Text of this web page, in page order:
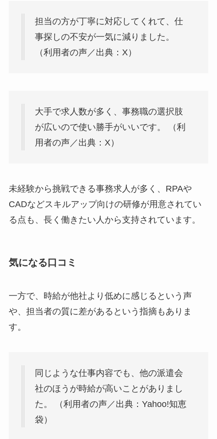
担当の方が丁寧に対応してくれて、仕
事探しの不安が一気に減りました。
（利用者の声／出典：X）
大手で求人数が多く、事務職の選択肢
が広いので使い勝手がいいです。 （利
用者の声／出典：X）
未経験から挑戦できる事務求人が多く、RPAや
CADなどスキルアップ向けの研修が用意されてい
る点も、長く働きたい人から支持されています。
気になる口コミ
一方で、時給が他社より低めに感じるという声
や、担当者の質に差があるという指摘もありま
す。
同じような仕事内容でも、他の派遣会
社のほうが時給が高いことがありまし
た。 （利用者の声／出典：Yahoo!知恵
袋）